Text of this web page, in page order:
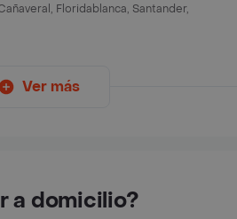
Floridablanca, Santander,
Ver más
a domicilio?